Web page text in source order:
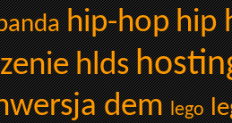
hip-hophip
hlds
dem lego